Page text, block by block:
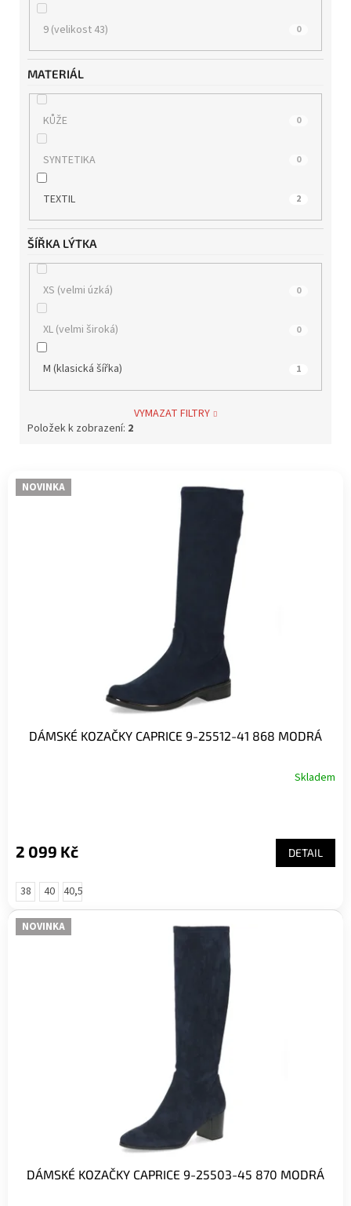
9 (velikost 43) 0
MATERIÁL
KŮŽE 0
SYNTETIKA 0
TEXTIL 2
ŠÍŘKA LÝTKA
XS (velmi úzká) 0
XL (velmi široká) 0
M (klasická šířka) 1
VYMAZAT FILTRY
Položek k zobrazení: 2
V NOVINKA
DÁMSKÉ KOZAČKY CAPRICE 9-25512-41 868 MODRÁ
Skladem
2 099 Kč DETAIL
38 40 40,5
NOVINKA
DÁMSKÉ KOZAČKY CAPRICE 9-25503-45 870 MODRÁ